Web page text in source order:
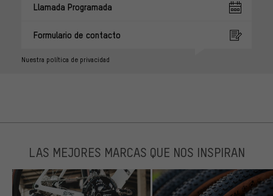
Llamada Programada
Formulario de contacto
Nuestra política de privacidad
LAS MEJORES MARCAS QUE NOS INSPIRAN